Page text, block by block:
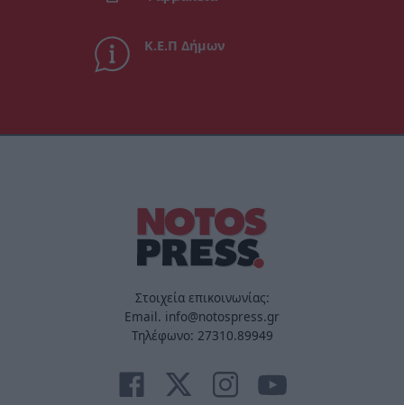
Κ.Ε.Π Δήμων
Στοιχεία επικοινωνίας:
Email. info@notospress.gr
Τηλέφωνο: 27310.89949